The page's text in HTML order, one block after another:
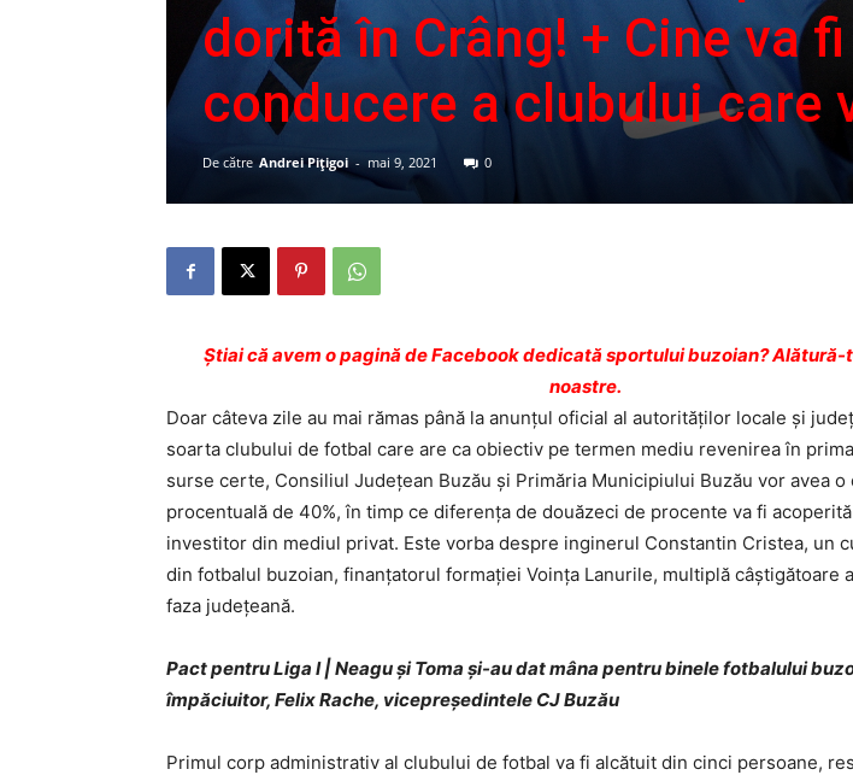
dorită în Crâng! + Cine va
conducere a clubului care
De către Andrei Pițigoi - mai 9, 2021 0
Ştiai că avem o pagină de Facebook dedicată sportului buzoian?
noastre.
Doar câteva zile au mai rămas până la anunţul oficial al autorităţilor locale şi
soarta clubului de fotbal care are ca obiectiv pe termen mediu revenirea în
surse certe, Consiliul Judeţean Buzău şi Primăria Municipiului Buzău vor avea
procentuală de 40%, în timp ce diferenţa de douăzeci de procente va fi
investitor din mediul privat. Este vorba despre inginerul Constantin Cristea, un
din fotbalul buzoian, finanţatorul formaţiei Voinţa Lanurile, multiplă câştigătoare
faza judeţeană.
Pact pentru Liga I | Neagu şi Toma şi-au dat mâna pentru binele fotbalului
împăciuitor, Felix Rache, vicepreşedintele CJ Buzău
Primul corp administrativ al clubului de fotbal va fi alcătuit din cinci persoane,